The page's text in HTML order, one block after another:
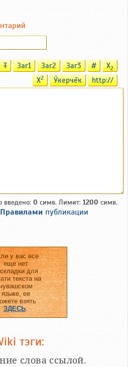
T Заг1 Заг2 Заг3 # X2
X2 Ӳкерчĕк http://
введено: 0 симв. Лимит: 1200 симв.
Правилами публикации
у вас все
еще нет
для
текста на
языке, ее
взять
ЗДЕСЬ.
тэги:
слова ссылой.